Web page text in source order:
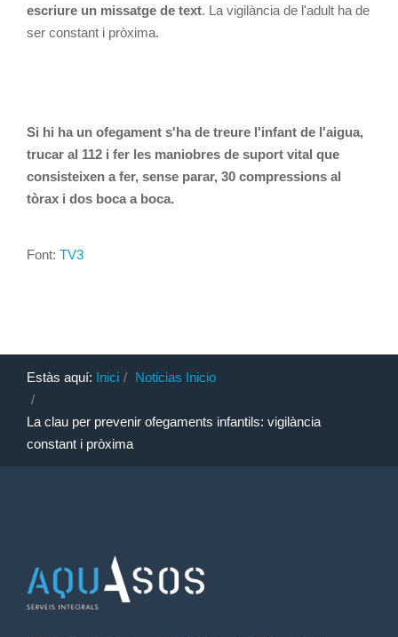
escriure un missatge de text. La vigilància de l'adult ha de
ser constant i pròxima.
Si hi ha un ofegament s'ha de treure l'infant de l'aigua,
trucar al 112 i fer les maniobres de suport vital que
consisteixen a fer, sense parar, 30 compressions al
tòrax i dos boca a boca.
Font: TV3
Estàs aquí: Inici Noticias Inicio
La clau per prevenir ofegaments infantils: vigilància
constant i pròxima